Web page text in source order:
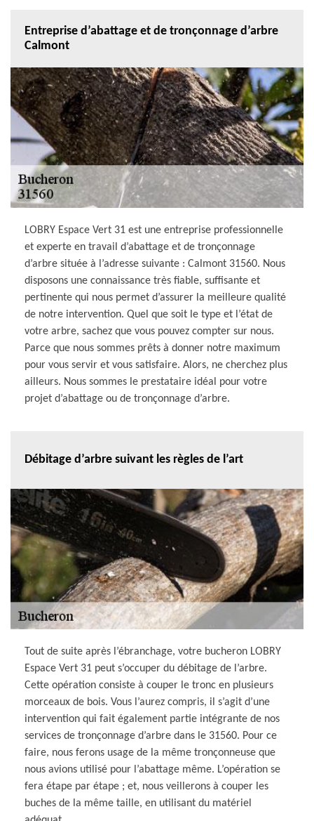
Entreprise d’abattage et de tronçonnage d’arbre
Calmont
LOBRY Espace Vert 31 est une entreprise professionnelle
et experte en travail d’abattage et de tronçonnage
d’arbre située à l’adresse suivante : Calmont 31560. Nous
disposons une connaissance très fiable, suffisante et
pertinente qui nous permet d’assurer la meilleure qualité
de notre intervention. Quel que soit le type et l’état de
votre arbre, sachez que vous pouvez compter sur nous.
Parce que nous sommes prêts à donner notre maximum
pour vous servir et vous satisfaire. Alors, ne cherchez plus
ailleurs. Nous sommes le prestataire idéal pour votre
projet d’abattage ou de tronçonnage d’arbre.
Débitage d’arbre suivant les règles de l’art
Tout de suite après l’ébranchage, votre bucheron LOBRY
Espace Vert 31 peut s’occuper du débitage de l’arbre.
Cette opération consiste à couper le tronc en plusieurs
morceaux de bois. Vous l’aurez compris, il s’agit d’une
intervention qui fait également partie intégrante de nos
services de tronçonnage d’arbre dans le 31560. Pour ce
faire, nous ferons usage de la même tronçonneuse que
nous avions utilisé pour l’abattage même. L’opération se
fera étape par étape ; et, nous veillerons à couper les
buches de la même taille, en utilisant du matériel